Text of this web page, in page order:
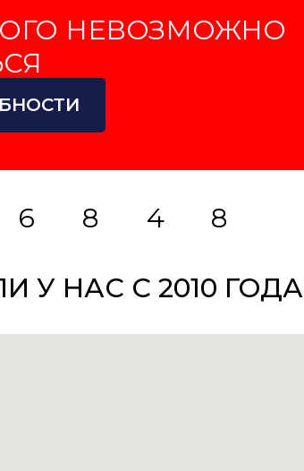
НЕВОЗМОЖНО
У НАС С 2010 ГОДА
8
4
8
6